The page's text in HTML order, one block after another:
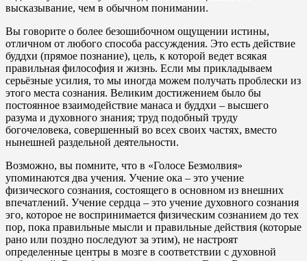
высказывание, чем в обычном понимании.
Вы говорите о более безошибочном ощущении истины,
отличном от любого способа рассуждения. Это есть действие
буддхи (прямое познание), цель, к которой ведет всякая
правильная философия и жизнь. Если мы прикладываем
серьёзные усилия, то мы иногда можем получать проблески из
этого места сознания. Великим достижением было бы
постоянное взаимодействие манаса и буддхи – высшего
разума и духовного знания; труд подобный труду
богочеловека, совершенный во всех своих частях, вместо
нынешней раздельной деятельности.
Возможно, вы помните, что в «Голосе Безмолвия»
упоминаются два учения. Учение ока – это учение
физического сознания, состоящего в основном из внешних
впечатлений. Учение сердца – это учение духовного сознания
эго, которое не воспринимается физическим сознанием до тех
пор, пока правильные мысли и правильные действия (которые
рано или поздно последуют за этим), не настроят
определенные центры в мозге в соответствии с духовной